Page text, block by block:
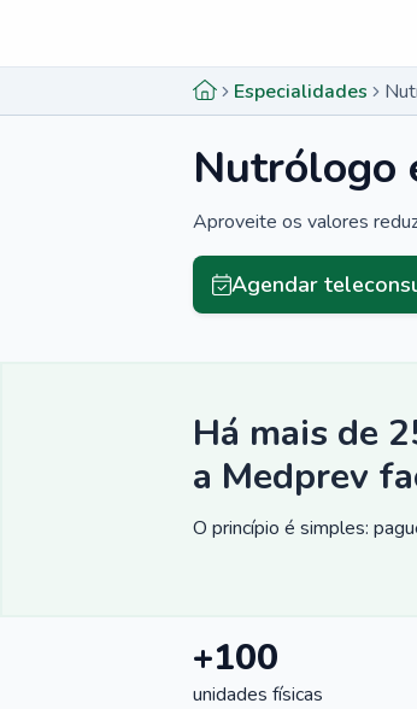
Especialidades
Nutrólogo
Aproveite os valores
Agendar
Há mais de
a Medprev
O princípio é simples:
+100
unidades físicas